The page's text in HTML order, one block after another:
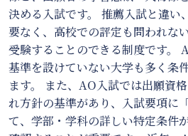
決める入試です。 推薦入試と違い
要なく、高校での評定も問われな
受験することのできる制度です。
基準を設けていない大学も多く条
ます。 また、AO入試では出願資
れ方針の基準があり、入試要項に
て、学部・学科の詳しい特定条件